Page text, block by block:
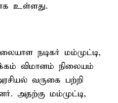
உள்ளது.
நடிகர் மம்முட்டி,
விமானம் நிலையம்
வருகை பற்றி
அதற்கு மம்முட்டி,